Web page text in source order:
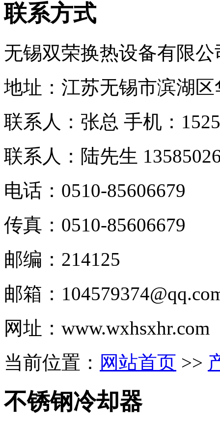
联系方式
无锡双荣换热设备有限
地址：江苏无锡市滨湖区
联系人：张总 手机：
联系人： 陆先生
电话：0510-85606679
传真：0510-85606679
邮编：214125
邮箱：
网址：www.wxhsxhr.com
当前位置： 网站首页 >>
不锈钢冷却器